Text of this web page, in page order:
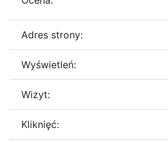
Adres strony:
Wyświetleń:
Wizyt:
Kliknięć: